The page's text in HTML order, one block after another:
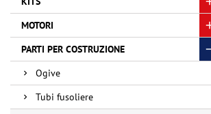
MOTORI
PARTI PER COSTRUZIONE
Ogive
Tubi fusoliere